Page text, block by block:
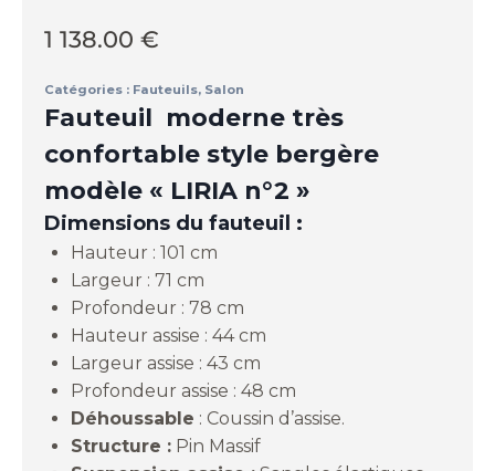
1 138.00 €
Catégories : Fauteuils, Salon
Fauteuil moderne très
confortable style bergère
modèle « LIRIA n°2 »
Dimensions du fauteuil :
Hauteur : 101 cm
Largeur : 71 cm
Profondeur : 78 cm
Hauteur assise : 44 cm
Largeur assise : 43 cm
Profondeur assise : 48 cm
Déhoussable : Coussin d’assise.
Structure : Pin Massif